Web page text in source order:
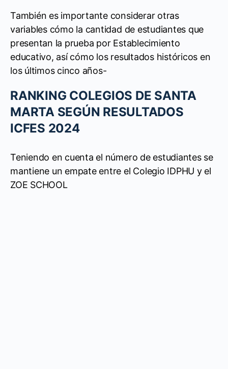
También es importante considerar otras
variables cómo la cantidad de estudiantes que
presentan la prueba por Establecimiento
educativo, así cómo los resultados históricos en
los últimos cinco años-
RANKING COLEGIOS DE SANTA
MARTA SEGÚN RESULTADOS
ICFES 2024
Teniendo en cuenta el número de estudiantes se
mantiene un empate entre el Colegio IDPHU y el
ZOE SCHOOL